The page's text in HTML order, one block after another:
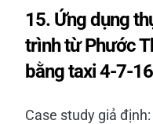
15. Ứng dụng
trình từ Phước
bằng taxi 4-7-
Case study giả